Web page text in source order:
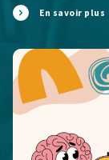
En savoir plus